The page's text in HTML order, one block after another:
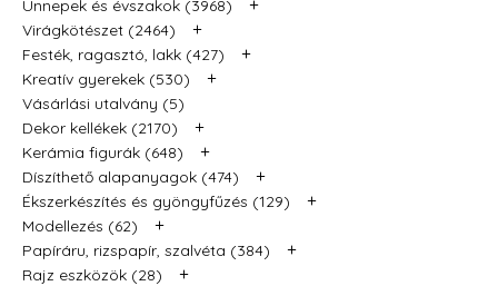
Ünnepek és évszakok (3968)
Virágkötészet (2464) +
Festék, ragasztó, lakk (427) +
Kreatív gyerekek (530) +
Vásárlási utalvány (5)
Dekor kellékek (2170)
+
Kerámia figurák (648) +
Díszíthető alapanyagok (474) +
Ékszerkészítés és gyöngyfűzés (129) +
Modellezés (62) +
Papíráru, rizspapír, szalvéta (384) +
Rajz eszközök (28) +